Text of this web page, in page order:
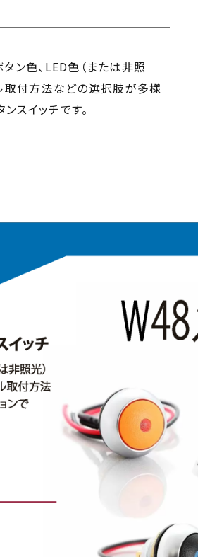
色、LED色（または非照
ル取付方法などの選択肢が多様
スイッチです。